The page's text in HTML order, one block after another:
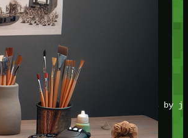
CLUB
our latest tips and other news by